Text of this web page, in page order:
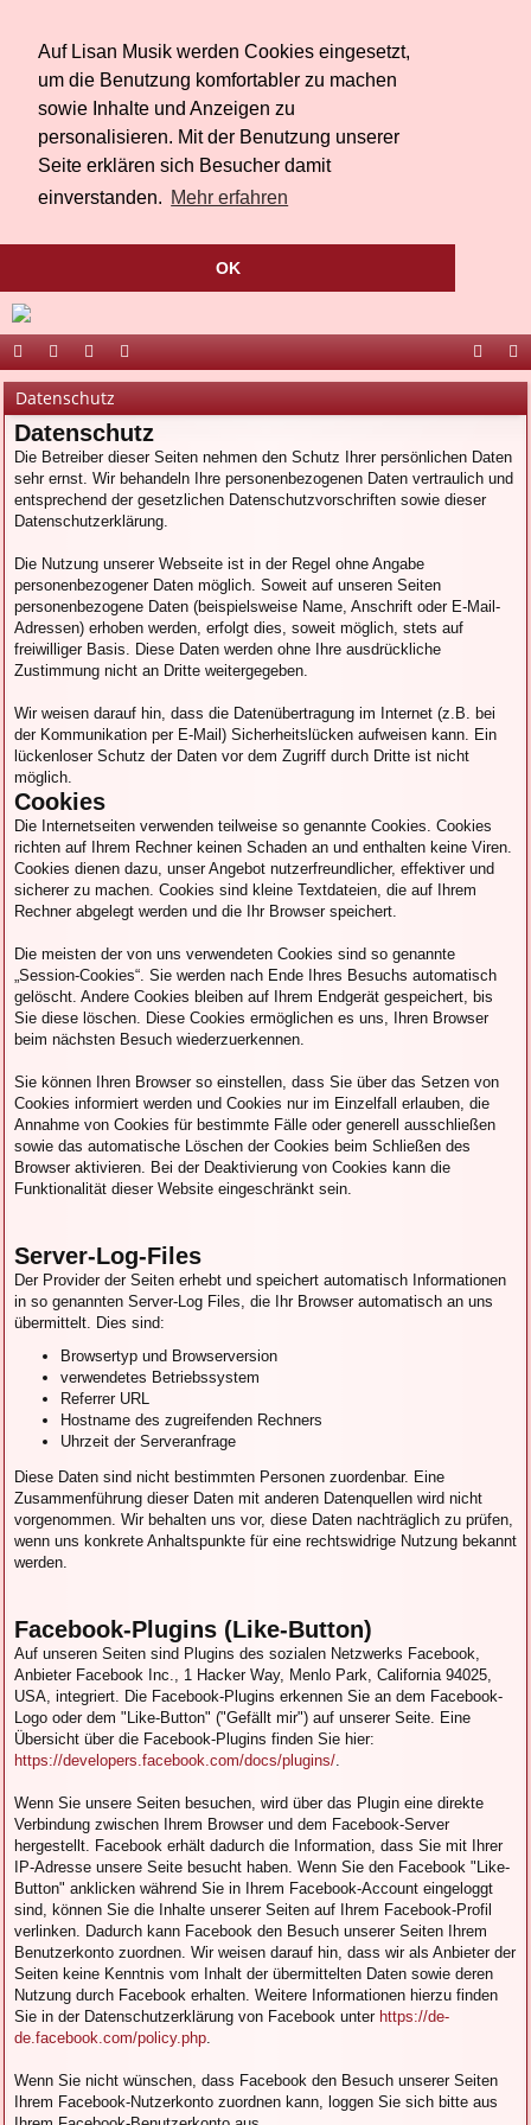
Auf Lisan Musik werden Cookies eingesetzt,
um die Benutzung komfortabler zu machen
sowie Inhalte und Anzeigen zu
personalisieren. Mit der Benutzung unserer
Seite erklären sich Besucher damit
einverstanden. Mehr erfahren
OK
ort
al
be
r
Li
sa
n
äs
bu
ch
ed ac
oo
k
ou
be
Datenschutz
Datenschutz
Die Betreiber dieser Seiten nehmen den Schutz Ihrer persönlichen Daten
sehr ernst. Wir behandeln Ihre personenbezogenen Daten vertraulich und
entsprechend der gesetzlichen Datenschutzvorschriften sowie dieser
Datenschutzerklärung.
Die Nutzung unserer Webseite ist in der Regel ohne Angabe
personenbezogener Daten möglich. Soweit auf unseren Seiten
personenbezogene Daten (beispielsweise Name, Anschrift oder E-Mail-
Adressen) erhoben werden, erfolgt dies, soweit möglich, stets auf
freiwilliger Basis. Diese Daten werden ohne Ihre ausdrückliche
Zustimmung nicht an Dritte weitergegeben.
Wir weisen darauf hin, dass die Datenübertragung im Internet (z.B. bei
der Kommunikation per E-Mail) Sicherheitslücken aufweisen kann. Ein
lückenloser Schutz der Daten vor dem Zugriff durch Dritte ist nicht
möglich.
Cookies
Die Internetseiten verwenden teilweise so genannte Cookies. Cookies
richten auf Ihrem Rechner keinen Schaden an und enthalten keine Viren.
Cookies dienen dazu, unser Angebot nutzerfreundlicher, effektiver und
sicherer zu machen. Cookies sind kleine Textdateien, die auf Ihrem
Rechner abgelegt werden und die Ihr Browser speichert.
Die meisten der von uns verwendeten Cookies sind so genannte
„Session-Cookies“. Sie werden nach Ende Ihres Besuchs automatisch
gelöscht. Andere Cookies bleiben auf Ihrem Endgerät gespeichert, bis
Sie diese löschen. Diese Cookies ermöglichen es uns, Ihren Browser
beim nächsten Besuch wiederzuerkennen.
Sie können Ihren Browser so einstellen, dass Sie über das Setzen von
Cookies informiert werden und Cookies nur im Einzelfall erlauben, die
Annahme von Cookies für bestimmte Fälle oder generell ausschließen
sowie das automatische Löschen der Cookies beim Schließen des
Browser aktivieren. Bei der Deaktivierung von Cookies kann die
Funktionalität dieser Website eingeschränkt sein.
Server-Log-Files
Der Provider der Seiten erhebt und speichert automatisch Informationen
in so genannten Server-Log Files, die Ihr Browser automatisch an uns
übermittelt. Dies sind:
Browsertyp und Browserversion
verwendetes Betriebssystem
Referrer URL
Hostname des zugreifenden Rechners
Uhrzeit der Serveranfrage
Diese Daten sind nicht bestimmten Personen zuordenbar. Eine
Zusammenführung dieser Daten mit anderen Datenquellen wird nicht
vorgenommen. Wir behalten uns vor, diese Daten nachträglich zu prüfen,
wenn uns konkrete Anhaltspunkte für eine rechtswidrige Nutzung bekannt
werden.
Facebook-Plugins (Like-Button)
Auf unseren Seiten sind Plugins des sozialen Netzwerks Facebook,
Anbieter Facebook Inc., 1 Hacker Way, Menlo Park, California 94025,
USA, integriert. Die Facebook-Plugins erkennen Sie an dem Facebook-
Logo oder dem "Like-Button" ("Gefällt mir") auf unserer Seite. Eine
Übersicht über die Facebook-Plugins finden Sie hier:
https://developers.facebook.com/docs/plugins/
Wenn Sie unsere Seiten besuchen, wird über das Plugin eine direkte
Verbindung zwischen Ihrem Browser und dem Facebook-Server
hergestellt. Facebook erhält dadurch die Information, dass Sie mit Ihrer
IP-Adresse unsere Seite besucht haben. Wenn Sie den Facebook "Like-
Button" anklicken während Sie in Ihrem Facebook-Account eingeloggt
sind, können Sie die Inhalte unserer Seiten auf Ihrem Facebook-Profil
verlinken. Dadurch kann Facebook den Besuch unserer Seiten Ihrem
Benutzerkonto zuordnen. Wir weisen darauf hin, dass wir als Anbieter der
Seiten keine Kenntnis vom Inhalt der übermittelten Daten sowie deren
Nutzung durch Facebook erhalten. Weitere Informationen hierzu finden
Sie in der Datenschutzerklärung von Facebook unter https://de-
de.facebook.com/policy.php
Wenn Sie nicht wünschen, dass Facebook den Besuch unserer Seiten
Ihrem Facebook-Nutzerkonto zuordnen kann, loggen Sie sich bitte aus